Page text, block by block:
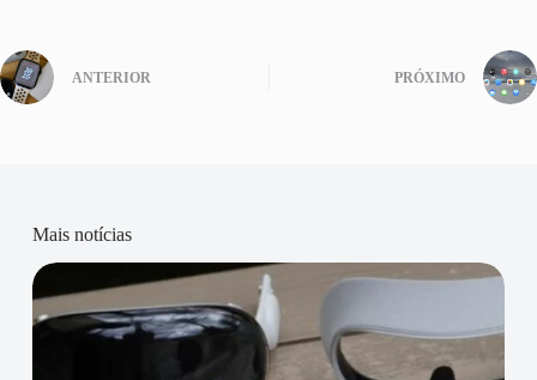
ANTERIOR PRÓXIMO
Mais notícias